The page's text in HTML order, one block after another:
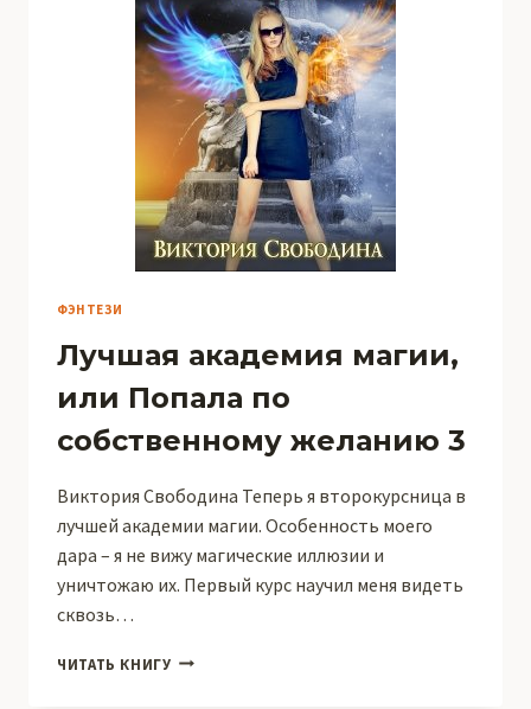
ПОПАЛ!
ФЭНТЕЗИ
Лучшая академия магии,
или Попала по
собственному желанию 3
Виктория Свободина Теперь я второкурсница в
лучшей академии магии. Особенность моего
дара – я не вижу магические иллюзии и
уничтожаю их. Первый курс научил меня видеть
сквозь…
ЧИТАТЬ КНИГУ ЛУЧШАЯ